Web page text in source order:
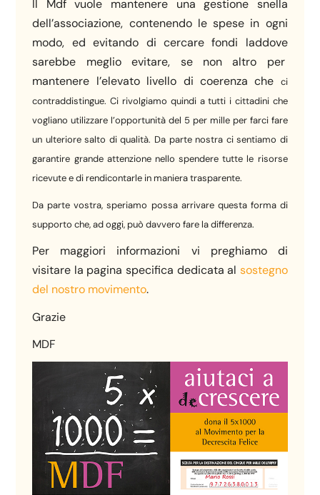
Il Mdf vuole mantenere una gestione snella
dell’associazione, contenendo le spese in ogni
modo, ed evitando di cercare fondi laddove
sarebbe meglio evitare, se non altro per
mantenere l’elevato livello di coerenza che ci
contraddistingue. Ci rivolgiamo quindi a tutti i cittadini che
vogliano utilizzare l’opportunità del 5 per mille per farci fare
un ulteriore salto di qualità. Da parte nostra ci sentiamo di
garantire grande attenzione nello spendere tutte le risorse
ricevute e di rendicontarle in maniera trasparente.
Da parte vostra, speriamo possa arrivare questa forma di
supporto che, ad oggi, può davvero fare la differenza.
Per maggiori informazioni vi preghiamo di
visitare la pagina specifica dedicata al sostegno
del nostro movimento.
Grazie
MDF